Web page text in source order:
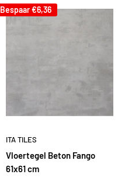
Bespaar€6,36
ITA TILES
Vloertegel Beton Fango
61x61 cm